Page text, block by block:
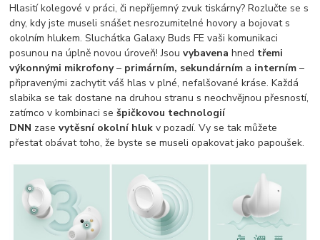
Hlasití kolegové v práci, či nepříjemný zvuk tiskárny? Rozlučte se s
dny, kdy jste museli snášet nesrozumitelné hovory a bojovat s
okolním hlukem. Sluchátka Galaxy Buds FE vaši komunikaci
posunou na úplně novou úroveň! Jsouvybavena hned třemi
výkonnými mikrofony– primárním, sekundárním a interním –
připravenými zachytit váš hlas v plné, nefalšované kráse. Každá
slabika se tak dostane na druhou stranu s neochvějnou přesností,
zatímco v kombinaci sešpičkovou technologií
DNN zasevytěsní okolní hluk v pozadí. Vy se tak můžete
přestat obávat toho, že byste se museli opakovat jako papoušek.